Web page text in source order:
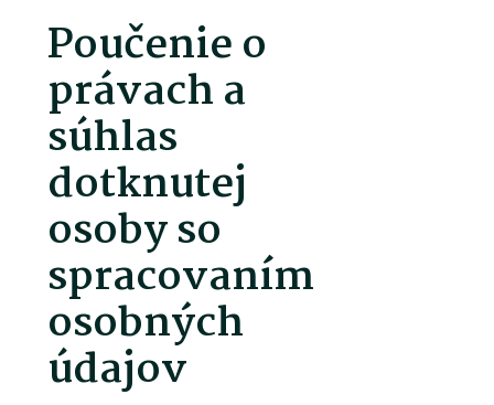
Poučenieo
právacha
súhlas
dotknutej
osobyso
spracovaním
osobných
údajov